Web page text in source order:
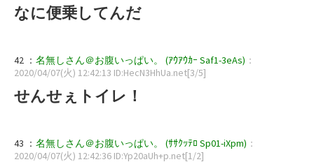
なに便乗してんだ
42 ： 名無しさん＠お腹いっぱい。 (ｱｳｱｳｶｰ Saf1-3eAs) ：
2020/04/07(火) 12:42:13 ID:HecN3HhUa.net[3/5]
せんせぇトイレ！
43 ： 名無しさん＠お腹いっぱい。 (ｻｻｸｯﾃﾛ Sp01-iXpm) ：
2020/04/07(火) 12:42:36 ID:Yp20aUh+p.net[1/2]